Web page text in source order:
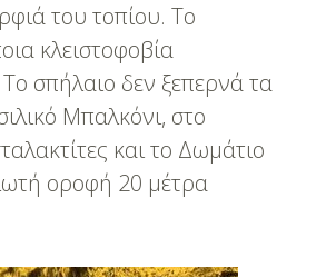
του τοπίου. Το
κλειστοφοβία
σπήλαιο δεν ξεπερνά τα
Μπαλκόνι, στο
και το Δωμάτιο
οροφή 20 μέτρα